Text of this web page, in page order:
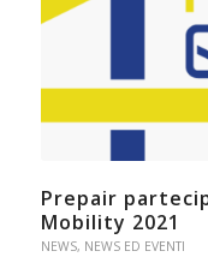
Prepair
Mobility 2021
NEWS, NEWS ED EVENTI